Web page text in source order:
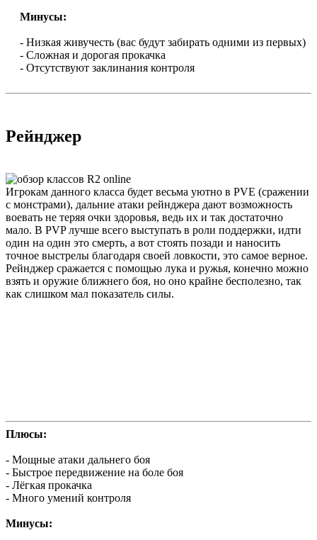
Минусы:
- Низкая живучесть (вас будут забирать одними из первых)
- Сложная и дорогая прокачка
- Отсутствуют заклинания контроля
Рейнджер
Игрокам данного класса будет весьма уютно в PVE (сражении
с монстрами), дальние атаки рейнджера дают возможность
воевать не теряя очки здоровья, ведь их и так достаточно
мало. В PVP лучше всего выступать в роли поддержки, идти
один на один это смерть, а вот стоять позади и наносить
точное выстрелы благодаря своей ловкости, это самое верное.
Рейнджер сражается с помощью лука и ружья, конечно можно
взять и оружие ближнего боя, но оно крайне бесполезно, так
как слишком мал показатель силы.
Плюсы:
- Мощные атаки дальнего боя
- Быстрое передвижение на боле боя
- Лёгкая прокачка
- Много умений контроля
Минусы: